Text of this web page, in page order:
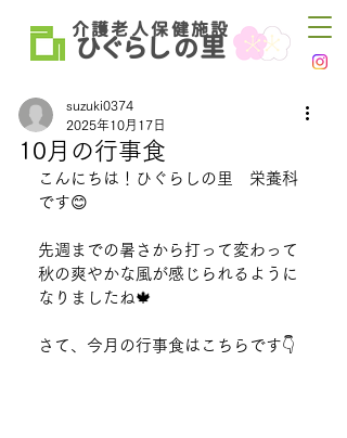
介 護 老 人 保 健 施 設
ひぐらしの里
10月の行事食
suzuki0374
2025年10月17日
こんにちは！ひぐらしの里　栄養科
です😊
先週までの暑さから打って変わって
秋の爽やかな風が感じられるように
なりましたね🍁
さて、今月の行事食はこちらです👇